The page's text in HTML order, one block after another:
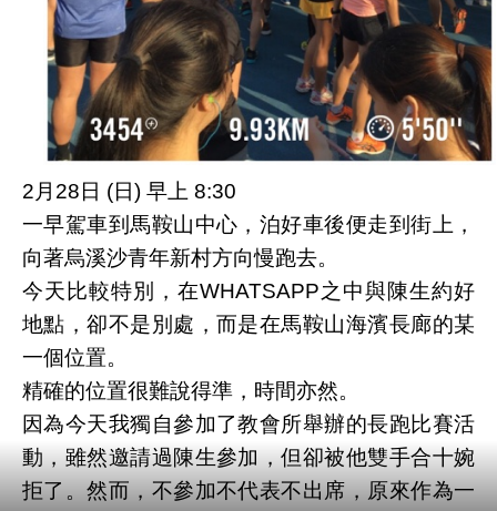
2月28日 (日) 早上 8:30
一早駕車到馬鞍山中心，泊好車後便走到街上，
向著烏溪沙青年新村方向慢跑去。
今天比較特別，在WHATSAPP之中與陳生約好
地點，卻不是別處，而是在馬鞍山海濱長廊的某
一個位置。
精確的位置很難說得準，時間亦然。
因為今天我獨自參加了教會所舉辦的長跑比賽活
動，雖然邀請過陳生參加，但卻被他雙手合十婉
拒了。然而，不參加不代表不出席，原來作為一